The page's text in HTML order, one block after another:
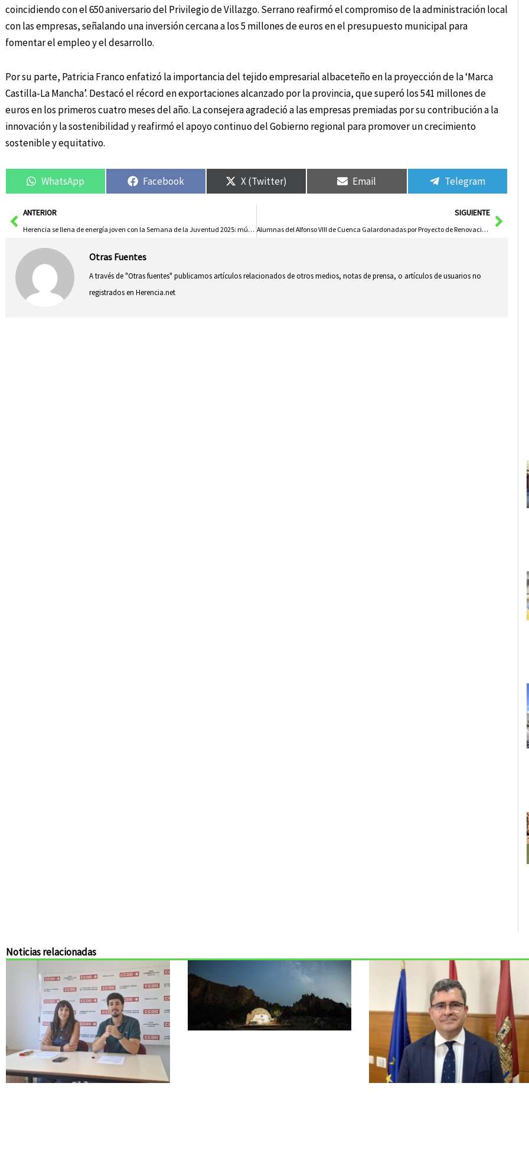
coincidiendo con el 650 aniversario del Privilegio de Villazgo. Serrano reafirmó el compromiso de la administración local
con las empresas, señalando una inversión cercana a los 5 millones de euros en el presupuesto municipal para
fomentar el empleo y el desarrollo.
Por su parte, Patricia Franco enfatizó la importancia del tejido empresarial albaceteño en la proyección de la ‘Marca
Castilla-La Mancha’. Destacó el récord en exportaciones alcanzado por la provincia, que superó los 541 millones de
euros en los primeros cuatro meses del año. La consejera agradeció a las empresas premiadas por su contribución a la
innovación y la sostenibilidad y reafirmó el apoyo continuo del Gobierno regional para promover un crecimiento
sostenible y equitativo.
WhatsApp Facebook X (Twitter) Email Telegram
AntANTERIOR
Herencia se llena de energía joven con la Semana de la Juventud 2025: música, arte, cine y mucho más
SIGUIENTE
Alumnas del Alfonso VIII de Cuenca Galardonadas por Proyecto de Renovación del Apeadero de Cardenete
Otras Fuentes
A través de "Otras fuentes" publicamos artículos relacionados de otros medios, notas de prensa, o artículos de usuarios no
registrados en Herencia.net
Noticias relacionadas